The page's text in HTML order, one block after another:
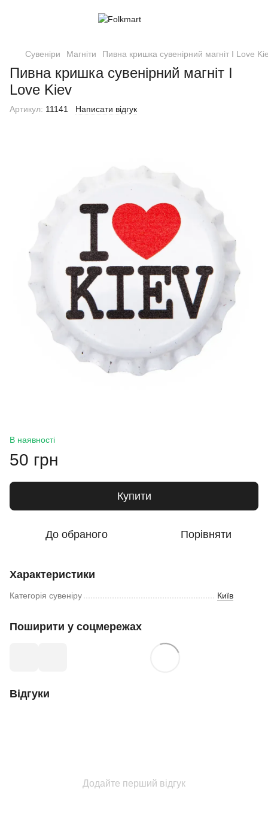
Сувеніри Магніти Пивна кришка сувенірний магніт I Love
Пивна кришка сувенірний магніт I
Love Kiev
Артикул: 11141 Написати відгук
В наявності
50 грн
Купити
До обраного Порівняти
Характеристики
Категорія сувеніру Київ
Поширити у соцмережах
Відгуки
Додайте перший відгук